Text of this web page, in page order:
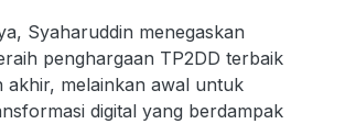
Syaharuddin menegaskan
penghargaan TP2DD terbaik
akhir, melainkan awal untuk
digital yang berdampak